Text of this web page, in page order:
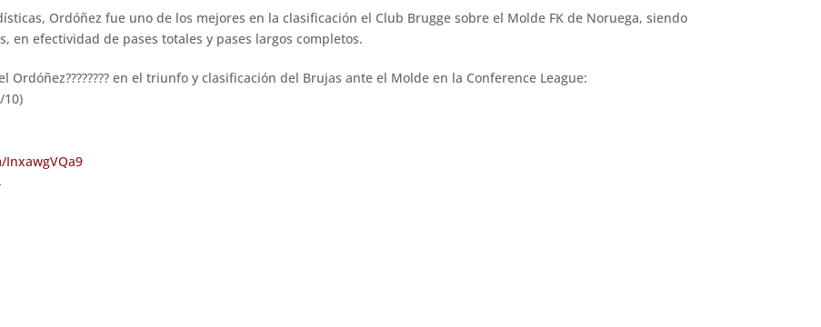
Ordóñez fue uno de los mejores en la clasificación el Club Brugge sobre el Molde FK de Noruega, siendo
en efectividad de pases totales y pases largos completos.
Ordóñez???????? en el triunfo y clasificación del Brujas ante el Molde en la Conference League:
10)